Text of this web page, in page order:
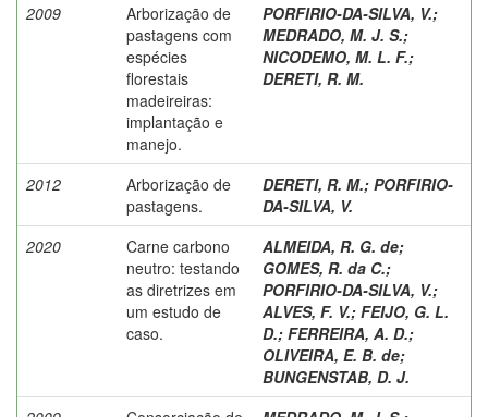
2009
Arborização de
pastagens com
espécies
florestais
madeireiras:
implantação e
manejo.
PORFIRIO-DA-SILVA, V.;
MEDRADO, M. J. S.;
NICODEMO, M. L. F.;
DERETI, R. M.
2012
Arborização de
pastagens.
DERETI, R. M.; PORFIRIO-
DA-SILVA, V.
2020
Carne carbono
neutro: testando
as diretrizes em
um estudo de
caso.
ALMEIDA, R. G. de;
GOMES, R. da C.;
PORFIRIO-DA-SILVA, V.;
ALVES, F. V.; FEIJO, G. L.
D.; FERREIRA, A. D.;
OLIVEIRA, E. B. de;
BUNGENSTAB, D. J.